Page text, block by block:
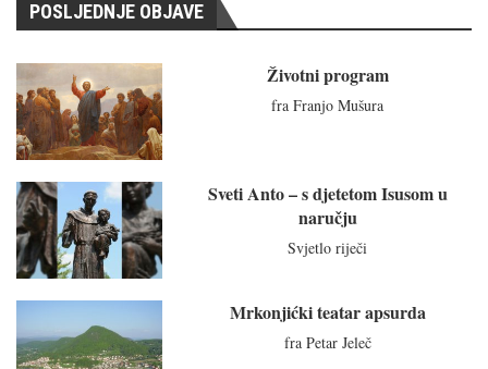
POSLJEDNJE OBJAVE
Životni program
fra Franjo Mušura
Sveti Anto – s djetetom Isusom u
naručju
Svjetlo riječi
Mrkonjićki teatar apsurda
fra Petar Jeleč